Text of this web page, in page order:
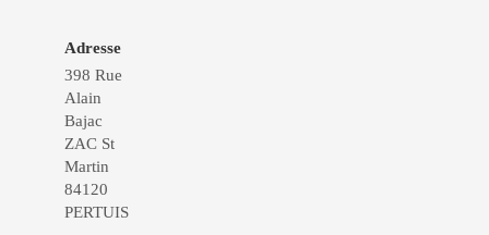
Adresse
398 Rue
Alain
Bajac
ZAC St
Martin
84120
PERTUIS